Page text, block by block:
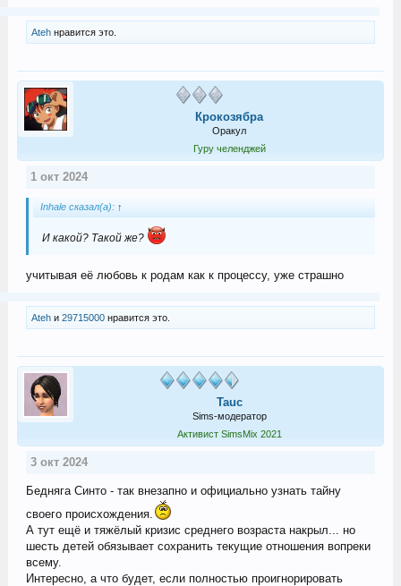
Atehнравится это.
Крокозябра
Оракул
Гуру челенджей
1 окт 2024
Inhale сказал(а): ↑
И какой? Такой же?
учитывая её любовь к родам как к процессу, уже страшно
Atehи 29715000нравится это.
Tauc
Sims-модератор
Активист SimsMix 2021
3 окт 2024
Бедняга Синто - так внезапно и официально узнать тайну
своего происхождения.
А тут ещё и тяжёлый кризис среднего возраста накрыл... но
шесть детей обязывает сохранить текущие отношения вопреки
всему.
Интересно, а что будет, если полностью проигнорировать